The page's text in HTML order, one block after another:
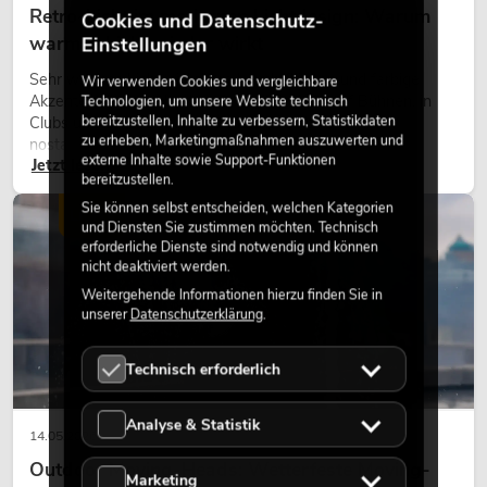
Retro-Licht im modernen Lichtdesign: Warum
warmes Licht wieder wirkt
Sehr warmes Licht, sichtbare Leuchtflächen und farbige
Akzente prägen viele aktuelle Lichtdesigns auf Bühnen, in
Clubs und bei Events. Retro-Licht ist dabei kein rein
nostalgischer Effekt, sondern ein bewusst eingesetztes
Gestaltungsmittel: Es schafft Atmosphäre, gibt Szenen
Charakter und kann technische LED-Setups emotionaler
wirken lassen.
Jetzt lesen
14.05.2026
Outdoor Moving-Heads: Wetterfeste Moving-
LICHT
Cookies und Datenschutz-
Einstellungen
Wir verwenden Cookies und vergleichbare
Technologien, um unsere Website technisch
bereitzustellen, Inhalte zu verbessern, Statistikdaten
zu erheben, Marketingmaßnahmen auszuwerten und
externe Inhalte sowie Support-Funktionen
bereitzustellen.
Sie können selbst entscheiden, welchen Kategorien
und Diensten Sie zustimmen möchten. Technisch
erforderliche Dienste sind notwendig und können
nicht deaktiviert werden.
Weitergehende Informationen hierzu finden Sie in
unsererDatenschutzerklärung.
Technisch erforderlich
Analyse & Statistik
Marketing